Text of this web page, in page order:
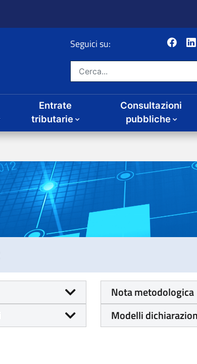
Entrate
Consultazioni
Nota metodologica
Modelli